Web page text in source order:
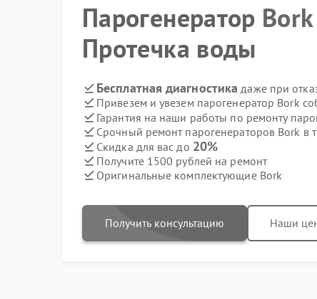
Парогенератор Bork
Протечка воды
Бесплатная диагностика даже при
Привезем и увезем парогенератор Bork
Гарантия на наши работы по ремонту
Срочный ремонт парогенераторов Bork в
Скидка для вас до 20%
Получите 1500 рублей на ремонт
Оригинальные комплектующие Bork
Получить консультацию Наши